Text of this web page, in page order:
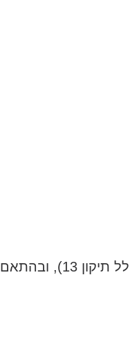
אני מאשר/ת כי ידוע לי שהפרטים שמסרתי יישמרו ויעובדו בהתאם לחוק הגנת הפרטיות, התשמ"א–1981 (כולל תיקון 13), ובהתאם